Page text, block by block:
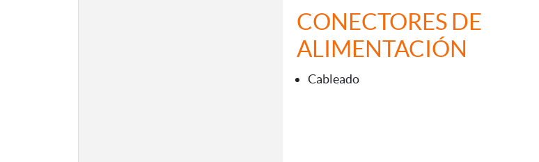
CONECTORES DE
ALIMENTACIÓN
Cableado